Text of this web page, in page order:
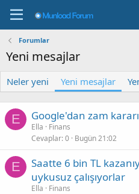
Forumlar
Yeni mesajlar
Neler yeni Yeni mesajlar
E Google'dan zam
Ella
Finans
Cevaplar 0 Bugün 21:02
E
Saatte 6 bin TL
uykusuz çalışıyorlar
Ella
Finans